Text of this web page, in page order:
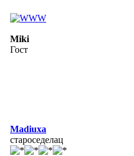
Miki
Гост
Madiuxa
староседелац